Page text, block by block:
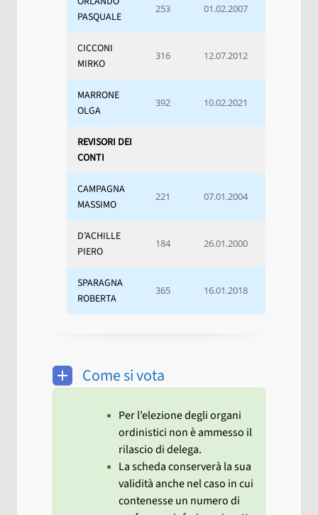
PASQUALE
253 01.02.2007
CICCONI
MIRKO
316 12.07.2012
MARRONE
OLGA
392 10.02.2021
REVISORI DEI
CONTI
CAMPAGNA
MASSIMO
221 07.01.2004
D’ACHILLE
PIERO
184 26.01.2000
SPARAGNA
ROBERTA
365 16.01.2018
Come si vota
Per l’elezione degli organi
ordinistici non è ammesso il
rilascio di delega.
La scheda conserverà la sua
validità anche nel caso in cui
contenesse un numero di